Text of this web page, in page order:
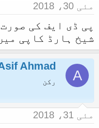
مئی 30، 2018
پی ڈی ایف کی
شیخ ہارڈ کاپی
A
Ahmad
رکن
مئی 31، 2018